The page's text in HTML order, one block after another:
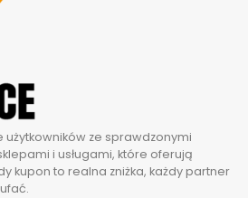
użytkowników ze sprawdzonymi
i usługami, które oferują
kupon to realna zniżka, każdy partner